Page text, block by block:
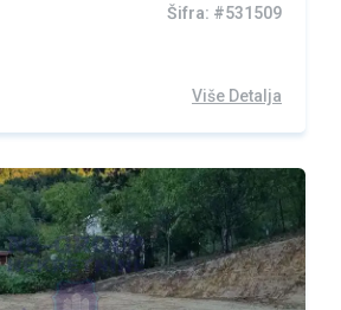
Šifra: #531509
Više Detalja